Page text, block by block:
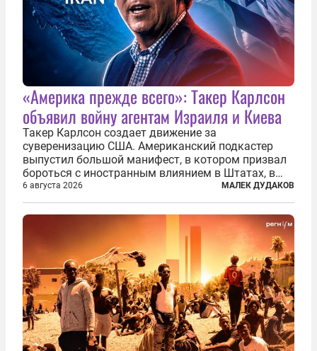
«Америка прежде всего»: Такер Карлсон
объявил войну агентам Израиля и Киева
Такер Карлсон создает движение за
суверенизацию США. Американский подкастер
выпустил большой манифест, в котором призвал
бороться с иностранным влиянием в Штатах, в
первую очередь имея в виду Израиль. А также
прекратить заморские войны, выплатить
репарации Ирану, остановить прием мигрантов...
6 августа 2026 МАЛЕК ДУДАКОВ